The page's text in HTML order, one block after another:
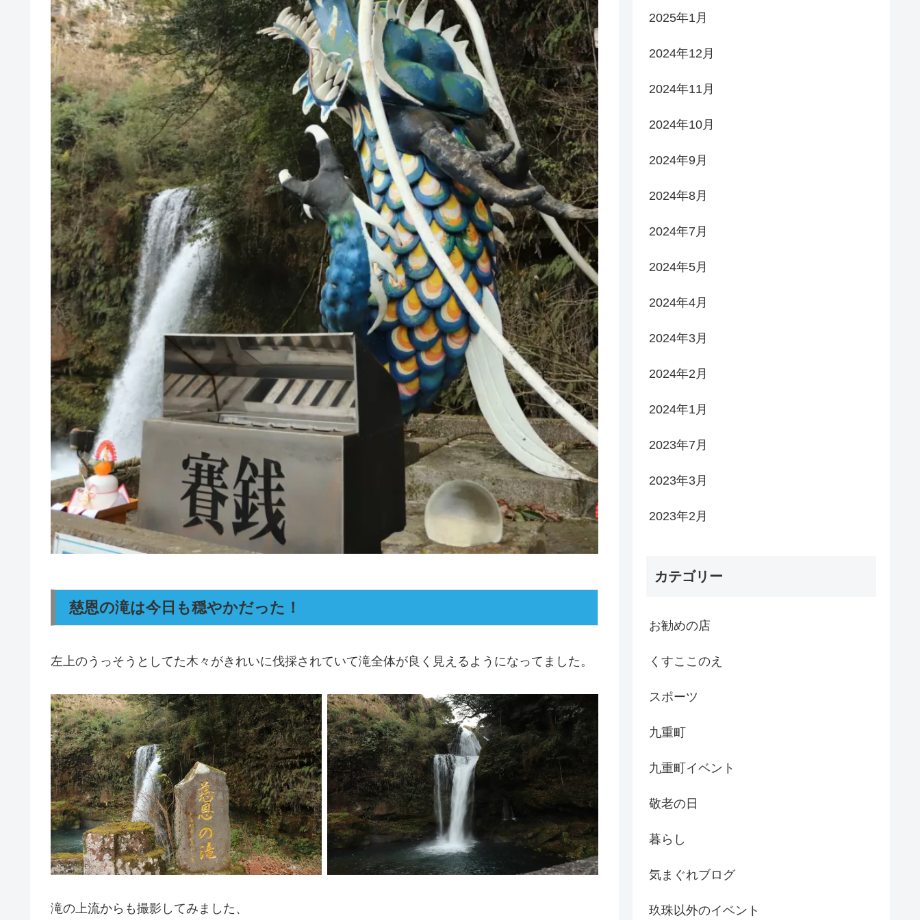
慈恩の滝は今日も穏やかだった！
左上のうっそうとしてた木々がきれいに伐採されていて滝全体が良く見えるようになってました。
滝の上流からも撮影してみました、
2025年1月
2024年12月
2024年11月
2024年10月
2024年9月
2024年8月
2024年7月
2024年5月
2024年4月
2024年3月
2024年2月
2024年1月
2023年7月
2023年3月
2023年2月
カテゴリー
お勧めの店
くすここのえ
スポーツ
九重町
九重町イベント
敬老の日
暮らし
気まぐれブログ
玖珠以外のイベント